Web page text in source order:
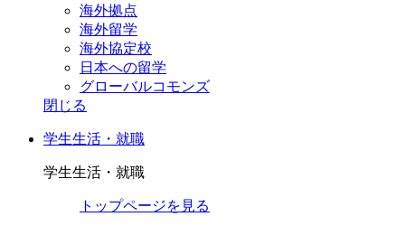
海外拠点
海外留学
海外協定校
日本への留学
グローバルコモンズ
閉じる
学生生活・就職
学生生活・就職
トップページを見る